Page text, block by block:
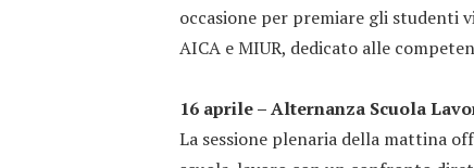
occasione per premiare gli studenti
AICA e MIUR, dedicato alle
16 aprile – Alternanza Scuola
La sessione plenaria della mattina